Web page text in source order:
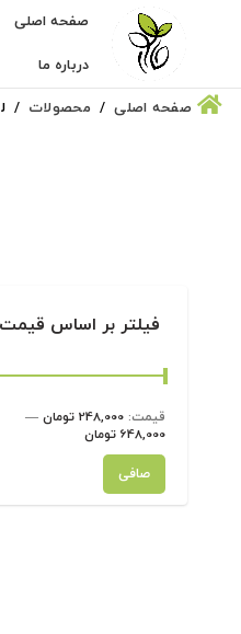
صفحه اصلی
درباره ما
صفحه اصلی محصولات
فیلتر بر اساس قیمت
حداقل
قیمت
حداكثر
قيمت
صافی
قيمت: 248,000 تومان
—
648,000 تومان